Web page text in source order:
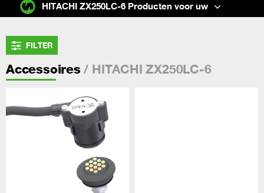
FILTER
Accessoires / HITACHI ZX250LC-6
HITACHI ZX250LC-6 Producten voor uw